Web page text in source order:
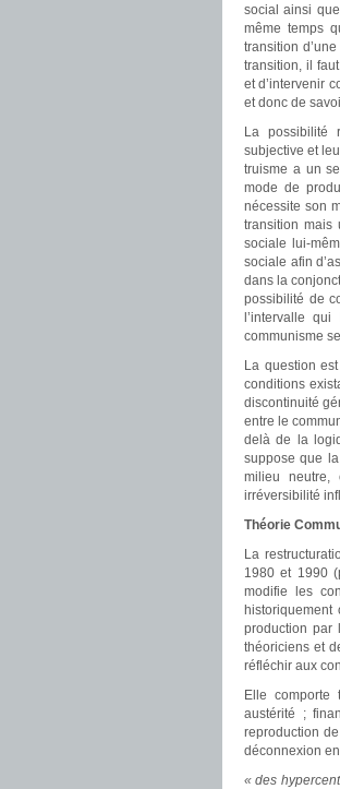
social ainsi
même temps
transition
transition, il
et d’intervenir
et donc de
La possibilité
subjective et
truisme a un
mode de
nécessite son
transition mais
sociale lui-
sociale afin
dans la
possibilité de
l’intervalle
communisme
La question
conditions
discontinuité
entre le
delà de la
suppose que
milieu neutre,
irréversibilité
Théorie
La
1980 et 1990
modifie les
production par
théoriciens et
réfléchir aux
Elle comporte
austérité ;
reproduction
déconnexion
« des